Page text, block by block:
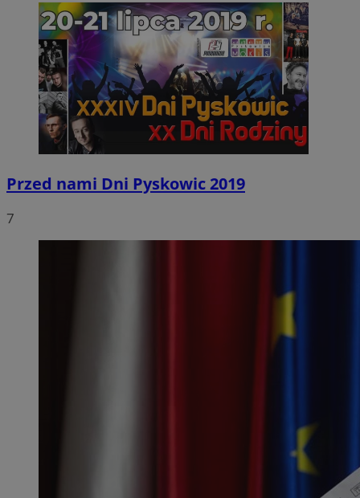
Przed nami Dni Pyskowic 2019
7